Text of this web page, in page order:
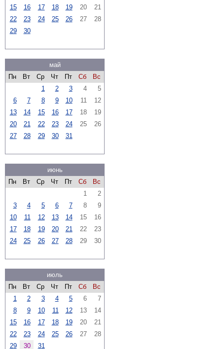
15
16 17 18 19 20
21
22
23 24 25 26 27
28
29
30
май
Пн
Вт Ср Чт Пт Сб
Вс
1
2 3 4
5
6
7 8 9 10 11
12
13
14 15 16 17 18
19
20
21 22 23 24 25
26
27
28 29 30 31
июнь
Пн
Вт Ср Чт Пт Сб
Вс
1
2
3
4 5 6 7 8
9
10
11 12 13 14 15
16
17
18 19 20 21 22
23
24
25 26 27 28 29 30
июль
Пн
Вт Ср Чт Пт Сб
Вс
1
2 3 4 5 6
7
8
9 10 11 12 13
14
15
16 17 18 19 20
21
22
23 24 25 26 27
28
29
30 31